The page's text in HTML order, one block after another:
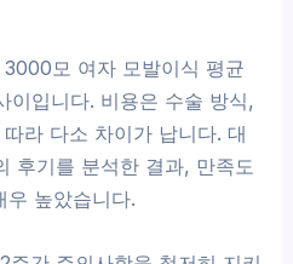
모 여자 모발이식 평균
입니다. 비용은 수술 방식,
라 다소 차이가 납니다. 대
후기를 분석한 결과, 만족도
높았습니다.